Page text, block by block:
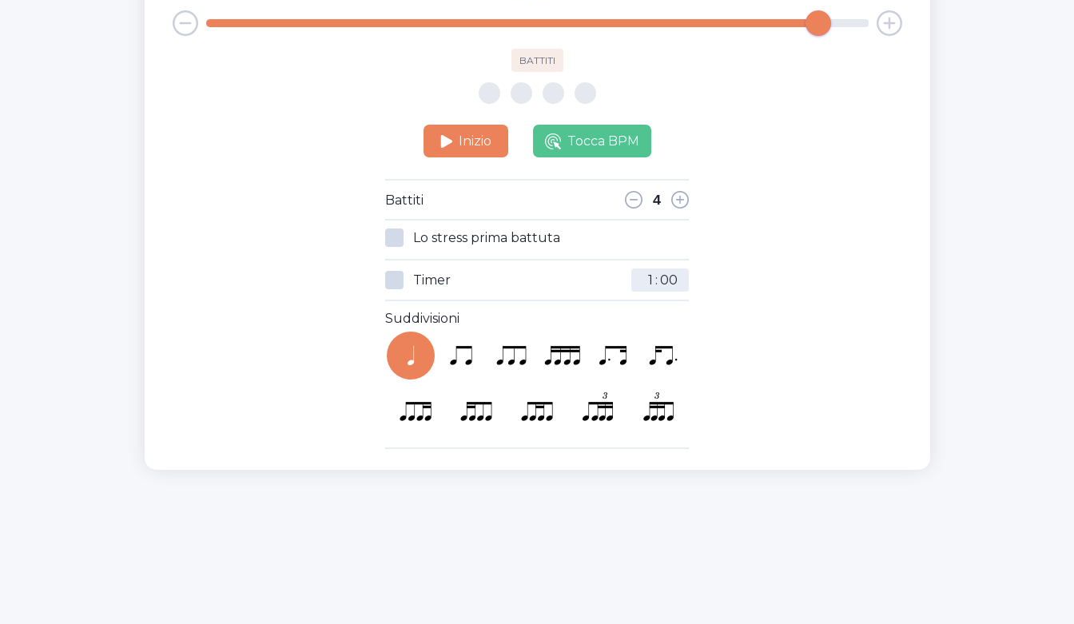
BATTITI
Inizio Tocca BPM
Battiti
Lo stress prima battuta
Timer :
Suddivisioni